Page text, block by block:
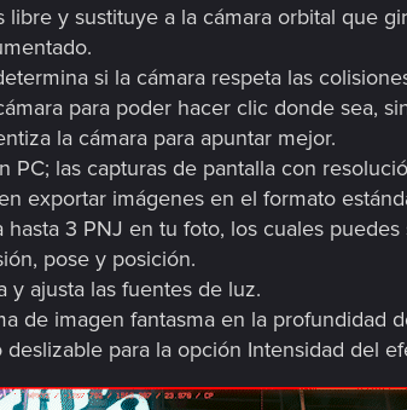
libre y sustituye a la cámara orbital que
si la cámara respeta las
para poder hacer clic donde sea,
la cámara para apuntar mejor.
PC; las capturas de pantalla con
exportar imágenes en el formato
hasta 3 PNJ en tu foto, los cuales
pose y posición.
y ajusta las fuentes de luz.
de imagen fantasma en la profundidad
para la opción Intensidad del